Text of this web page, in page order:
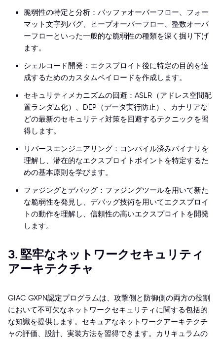
脆弱性の特定と分析：バッファオーバーフロー、フォー
マット文字列バグ、ヒープオーバーフロー、整数オーバ
ーフローといった一般的な脆弱性の種類を深く掘り下げ
ます。
シェルコード開発：エクスプロイト後に特定の目的を達
成するためのカスタムペイロードを作成します。
セキュリティメカニズムの回避：ASLR（アドレス空間配
置ランダム化）、DEP（データ実行防止）、カナリアな
どの最新のセキュリティ対策を回避するテクニックを習
得します。
リバースエンジニアリング：コンパイル済みバイナリを
理解し、潜在的なエクスプロイトポイントを特定するた
めの基本原則を学びます。
ファジングとデバッグ：ファジングツールを用いて新た
な脆弱性を発見し、デバッグ技術を用いてエクスプロイ
トの動作を理解し、信頼性の高いエクスプロイトを開発
します。
3. 堅牢なネットワークセキュリティ
アーキテクチャ
GIAC GXPN認定プログラムは、攻撃側と防御側の両方の役割
において不可欠なネットワークセキュリティに関する包括的
な知識を提供します。セキュアなネットワークアーキテクチ
ャの評価、設計、実装方法を習得できます。カリキュラムの